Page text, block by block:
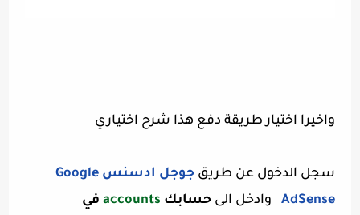
واخيرا اختيار طريقة دفع هذا شرح اختياري
سجل الدخول عن طريق
جوجل ادسنس Google
AdSense
وادخل الىحسابك accounts في